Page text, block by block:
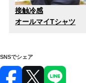
接触冷感
オールマイTシャツ
SNSでシェア